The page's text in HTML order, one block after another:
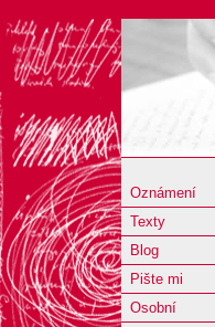
Oznámení
Texty
Blog
Pište mi
Osobní